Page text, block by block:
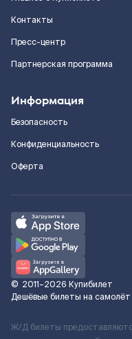
Контакты
Пресс-центр
Партнерская программа
Информация
Безопасность
Конфиденциальность
Оферта
© 2011–2026 Купибилет
Дешёвые билеты на самолёт
Ж/Д билеты